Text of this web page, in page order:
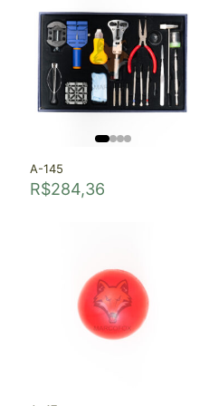
A-145
R$284,36